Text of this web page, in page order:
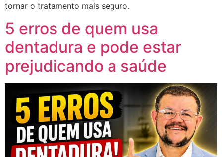
tornar o tratamento mais seguro.
5 erros de quem usa
dentadura e pode estar
prejudicando a saúde